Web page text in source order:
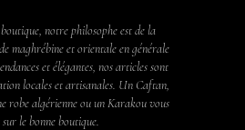
notre philosophe est de la
maghrébine et orientale en générale
et élégantes, nos articles sont
locales et artisanales. Un Caftan,
robe algérienne ou un Karakou vous
sur le bonne boutique.